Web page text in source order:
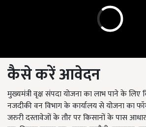
कैसे करें आवेदन
मुख्यमंत्री वृक्ष संपदा योजना का लाभ पाने के
नजदीकी वन विभाग के कार्यालय से योजना का
जरुरी दस्तावेजों के तौर पर किसानों के पास आधार